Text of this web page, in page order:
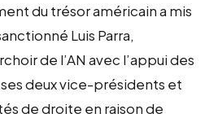
du trésor américain a mis
Luis Parra,
de l’AN avec l’appui des
deux vice-présidents et
de droite en raison de